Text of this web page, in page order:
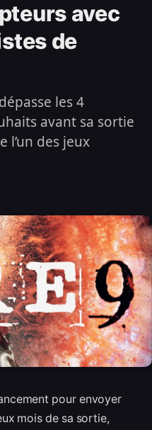
avec
de
les 4
avant sa sortie
l’un des jeux
pour envoyer
mois de sa sortie,